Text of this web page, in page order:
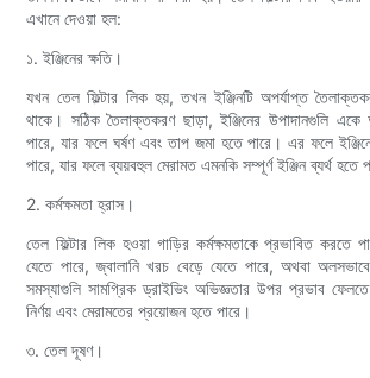
এখানে দেওয়া হল:
১. ইঞ্জিনের ক্ষতি।
যখন তেল ফিল্টার লিক হয়, তখন ইঞ্জিনটি অপর্যাপ্ত
থাকে। সঠিক তৈলাক্তকরণ ছাড়া, ইঞ্জিনের উপাদানগুলি একে
পারে, যার ফলে ঘর্ষণ এবং তাপ জমা হতে পারে। এর ফলে
পারে, যার ফলে ব্যয়বহুল মেরামত এমনকি সম্পূর্ণ ইঞ্জিন ব্যর্থ হতে
2. কর্মক্ষমতা হ্রাস।
তেল ফিল্টার লিক হওয়া গাড়ির কর্মক্ষমতাকে প্রভাবিত করতে
যেতে পারে, জ্বালানি খরচ বেড়ে যেতে পারে, অথবা
সমস্যাগুলি সামগ্রিক ড্রাইভিং অভিজ্ঞতার উপর প্রভাব
নির্ণয় এবং মেরামতের প্রয়োজন হতে পারে।
৩. তেল দূষণ।